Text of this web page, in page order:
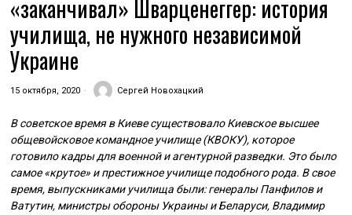
«заканчивал» Шварценеггер: история
училища, не нужного независимой
Украине
15 октября, 2020 Сергей Новохацкий
В советское время в Киеве существовало Киевское высшее
общевойсковое командное училище (КВОКУ), которое
готовило кадры для военной и агентурной разведки. Это было
самое «крутое» и престижное училище подобного рода. В свое
время, выпускниками училища были: генералы Панфилов и
Ватутин, министры обороны Украины и Беларуси, Владимир